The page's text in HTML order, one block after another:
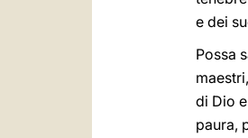
e dei
Possa
di Dio
paura,